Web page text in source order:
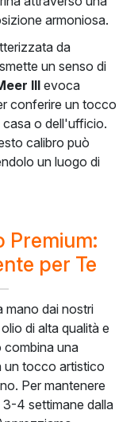
armoniosa.
da
un senso di
III evoca
conferire un tocco
casa o dell'ufficio.
calibro può
un luogo di
Premium:
per Te
mano dai nostri
di alta qualità e
combina una
un tocco artistico
Per mantenere
4 settimane dalla